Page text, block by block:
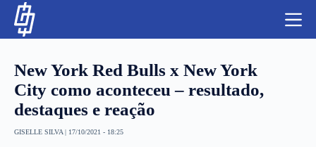
NBA
New York Red Bulls x New York
City como aconteceu – resultado,
destaques e reação
GISELLE SILVA | 17/10/2021 - 18:25